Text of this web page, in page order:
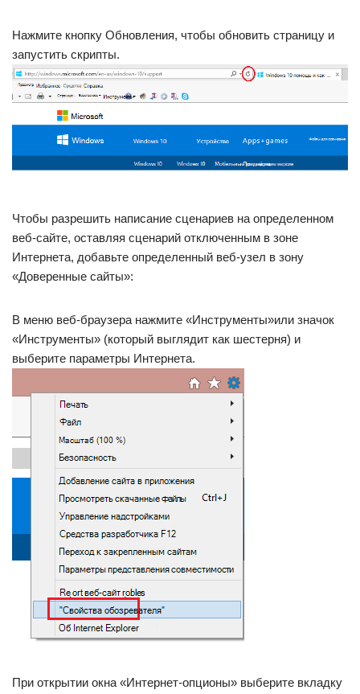
Нажмите кнопку Обновления, чтобы обновить страницу и
запустить скрипты.
Чтобы разрешить написание сценариев на определенном
веб-сайте, оставляя сценарий отключенным в зоне
Интернета, добавьте определенный веб-узел в зону
«Доверенные сайты»:
В меню веб-браузера нажмите «Инструменты»или значок
«Инструменты» (который выглядит как шестерня) и
выберите параметры Интернета.
При открытии окна «Интернет-опционы» выберите вкладку